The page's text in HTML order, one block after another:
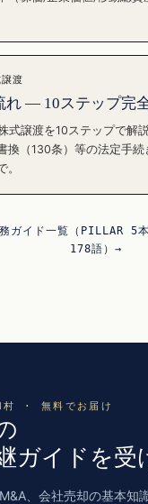
渡
れ — 10ステップ完
式譲渡を10ステップで解
換（130条）等の法定手
。
務ガイド一覧（PILLAR
178語）→
· 無料でお届け
ガイドを受
、会社売却の基本知